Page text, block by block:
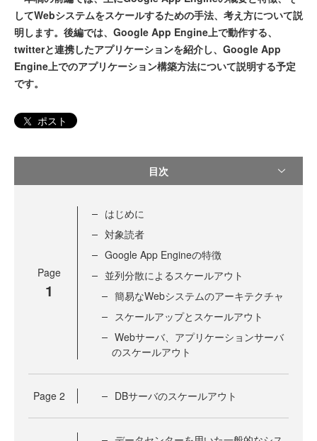
してWebシステムをスケールするための手法、考え方について説
明します。後編では、Google App Engine上で動作する、
twitterと連携したアプリケーションを紹介し、Google App
Engine上でのアプリケーション構築方法について説明する予定
です。
ポスト
目次
Page
1
はじめに
対象読者
Google App Engineの特徴
並列分散によるスケールアウト
簡易なWebシステムのアーキテクチャ
スケールアップとスケールアウト
Webサーバ、アプリケーションサーバ
のスケールアウト
Page 2 DBサーバのスケールアウト